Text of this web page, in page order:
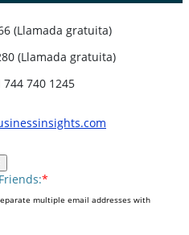
(Llamada gratuita)
(Llamada gratuita)
744 740 1245
*
multiple email addresses with